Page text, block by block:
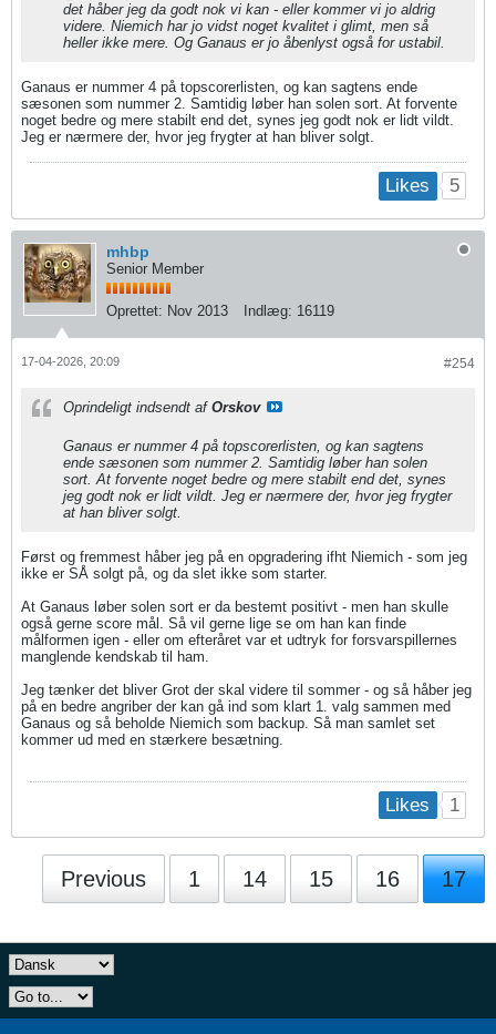
det håber jeg da godt nok vi kan - eller kommer vi jo aldrig
videre. Niemich har jo vidst noget kvalitet i glimt, men så
heller ikke mere. Og Ganaus er jo åbenlyst også for ustabil.
Ganaus er nummer 4 på topscorerlisten, og kan sagtens ende
sæsonen som nummer 2. Samtidig løber han solen sort. At forvente
noget bedre og mere stabilt end det, synes jeg godt nok er lidt vildt.
Jeg er nærmere der, hvor jeg frygter at han bliver solgt.
Likes 5
mhbp
Senior Member
Oprettet: Nov 2013 Indlæg: 16119
#254
17-04-2026, 20:09
Oprindeligt indsendt af Orskov
Ganaus er nummer 4 på topscorerlisten, og kan sagtens
ende sæsonen som nummer 2. Samtidig løber han solen
sort. At forvente noget bedre og mere stabilt end det, synes
jeg godt nok er lidt vildt. Jeg er nærmere der, hvor jeg frygter
at han bliver solgt.
Først og fremmest håber jeg på en opgradering ifht Niemich - som jeg
ikke er SÅ solgt på, og da slet ikke som starter.
At Ganaus løber solen sort er da bestemt positivt - men han skulle
også gerne score mål. Så vil gerne lige se om han kan finde
målformen igen - eller om efteråret var et udtryk for forsvarspillernes
manglende kendskab til ham.
Jeg tænker det bliver Grot der skal videre til sommer - og så håber jeg
på en bedre angriber der kan gå ind som klart 1. valg sammen med
Ganaus og så beholde Niemich som backup. Så man samlet set
kommer ud med en stærkere besætning.
Likes 1
Previous 1 14 15 16 17